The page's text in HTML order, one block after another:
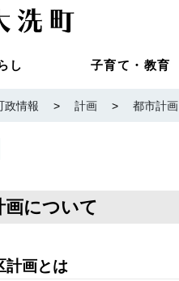
し 子育て・教育
政情報 > 計画 > 都市計画
画について
計画とは